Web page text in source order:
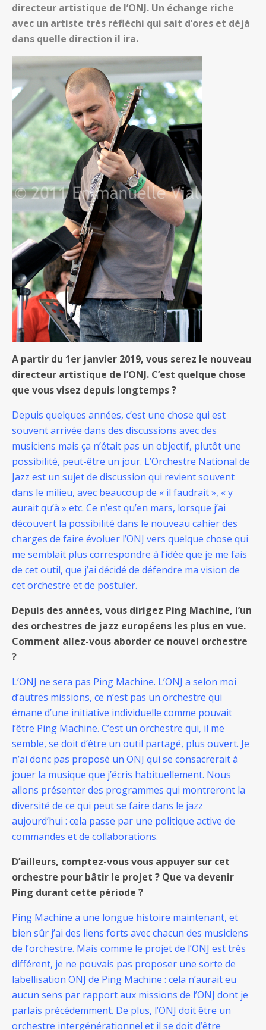
directeur artistique de l’ONJ. Un échange riche
avec un artiste très réfléchi qui sait d’ores et déjà
dans quelle direction il ira.
A partir du 1er janvier 2019, vous serez le nouveau
directeur artistique de l’ONJ. C’est quelque chose
que vous visez depuis longtemps ?
Depuis quelques années, c’est une chose qui est
souvent arrivée dans des discussions avec des
musiciens mais ça n’était pas un objectif, plutôt une
possibilité, peut-être un jour. L’Orchestre National de
Jazz est un sujet de discussion qui revient souvent
dans le milieu, avec beaucoup de « il faudrait », « y
aurait qu’à » etc. Ce n’est qu’en mars, lorsque j’ai
découvert la possibilité dans le nouveau cahier des
charges de faire évoluer l’ONJ vers quelque chose qui
me semblait plus correspondre à l’idée que je me fais
de cet outil, que j’ai décidé de défendre ma vision de
cet orchestre et de postuler.
Depuis des années, vous dirigez Ping Machine, l’un
des orchestres de jazz européens les plus en vue.
Comment allez-vous aborder ce nouvel orchestre
?
L’ONJ ne sera pas Ping Machine. L’ONJ a selon moi
d’autres missions, ce n’est pas un orchestre qui
émane d’une initiative individuelle comme pouvait
l’être Ping Machine. C’est un orchestre qui, il me
semble, se doit d’être un outil partagé, plus ouvert. Je
n’ai donc pas proposé un ONJ qui se consacrerait à
jouer la musique que j’écris habituellement. Nous
allons présenter des programmes qui montreront la
diversité de ce qui peut se faire dans le jazz
aujourd’hui : cela passe par une politique active de
commandes et de collaborations.
D’ailleurs, comptez-vous vous appuyer sur cet
orchestre pour bâtir le projet ? Que va devenir
Ping durant cette période ?
Ping Machine a une longue histoire maintenant, et
bien sûr j’ai des liens forts avec chacun des musiciens
de l’orchestre. Mais comme le projet de l’ONJ est très
différent, je ne pouvais pas proposer une sorte de
labellisation ONJ de Ping Machine : cela n’aurait eu
aucun sens par rapport aux missions de l’ONJ dont je
parlais précédemment. De plus, l’ONJ doit être un
orchestre intergénérationnel et il se doit d’être